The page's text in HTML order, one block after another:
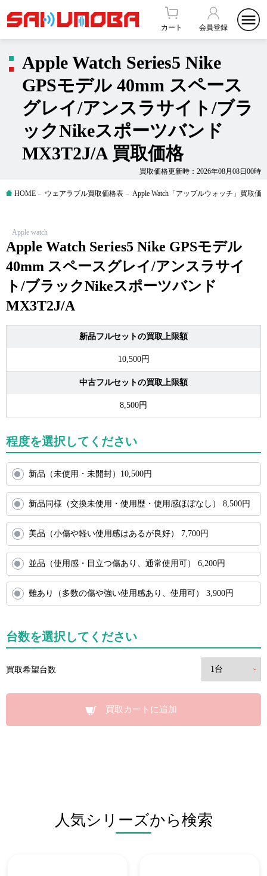
カート 会員登録
買取価格更新時：2026年08月08日00時
Apple Watch Series5 Nike
GPSモデル 40mm スペース
グレイ/アンスラサイト/ブラ
ックNikeスポーツバンド
MX3T2J/A 買取価格
HOME ウェアラブル買取価格表 Apple Watch「アップルウォッチ」買取価
Apple watch
Apple Watch Series5 Nike GPSモデル
40mm スペースグレイ/アンスラサイ
ト/ブラックNikeスポーツバンド
MX3T2J/A
新品フルセットの買取上限額
10,500円
中古フルセットの買取上限額
8,500円
程度を選択してください
新品（未使用・未開封） 10,500円
新品同様（交換未使用・使用歴・使用感ほぼなし） 8,500円
美品（小傷や軽い使用感はあるが良好） 7,700円
並品（使用感・目立つ傷あり、通常使用可） 6,200円
難あり（多数の傷や強い使用感あり、使用可） 3,900円
台数を選択してください
買取希望台数
買取カートに追加
人気シリーズから検索